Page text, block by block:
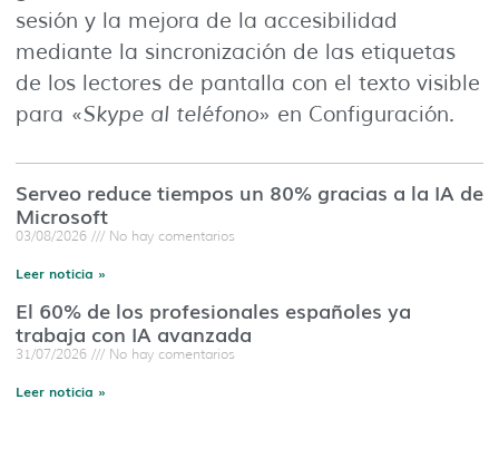
sesión y la mejora de la accesibilidad
mediante la sincronización de las etiquetas
de los lectores de pantalla con el texto visible
para «Skype al teléfono» en Configuración.
Serveo reduce tiempos un 80% gracias a la IA de
Microsoft
03/08/2026 No hay comentarios
Leer noticia »
El 60% de los profesionales españoles ya
trabaja con IA avanzada
31/07/2026 No hay comentarios
Leer noticia »